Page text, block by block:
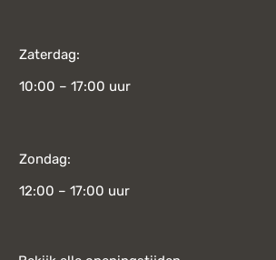
Zaterdag:
10:00 – 17:00 uur
Zondag:
12:00 – 17:00 uur